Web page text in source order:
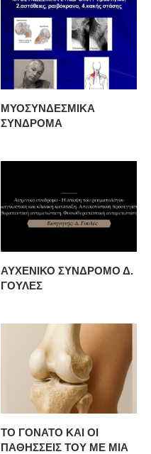
ΜΥΟΣΥΝΔΕΣΜΙΚΑ
ΣΥΝΔΡΟΜΑ
ΑΥΧΕΝΙΚΟ ΣΥΝΔΡΟΜΟ Δ.
ΓΟΥΛΕΣ
ΤΟ ΓΟΝΑΤΟ ΚΑΙ ΟΙ
ΠΑΘΗΣΣΕΙΣ ΤΟΥ ΜΕ ΜΙΑ